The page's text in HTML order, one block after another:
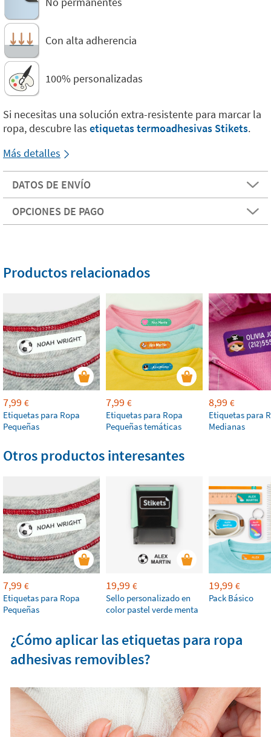
Con alta adherencia
100% personalizadas
Si necesitas una solución extra-resistente para marcar la
ropa, descubre las etiquetas termoadhesivas Stikets.
Más detalles
DATOS DE ENVÍO
OPCIONES DE PAGO
Productos relacionados
7,99 €
Etiquetas para Ropa
Pequeñas
7,99 €
Etiquetas para Ropa
Pequeñas temáticas
8,99 €
Etiquetas para
Medianas
Otros productos interesantes
7,99 €
Etiquetas para Ropa
Pequeñas
19,99 €
Sello personalizado en
color pastel verde menta
19,99 €
Pack Básico
¿Cómo aplicar las etiquetas para ropa
adhesivas removibles?